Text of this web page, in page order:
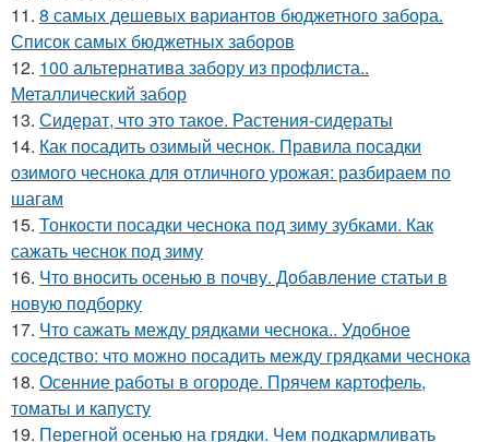
11. 8 самых дешевых вариантов бюджетного забора.
Список самых бюджетных заборов
12. 100 альтернатива забору из профлиста..
Металлический забор
13. Сидерат, что это такое. Растения-сидераты
14. Как посадить озимый чеснок. Правила посадки
озимого чеснока для отличного урожая: разбираем по
шагам
15. Тонкости посадки чеснока под зиму зубками. Как
сажать чеснок под зиму
16. Что вносить осенью в почву. Добавление статьи в
новую подборку
17. Что сажать между рядками чеснока.. Удобное
соседство: что можно посадить между грядками чеснока
18. Осенние работы в огороде. Прячем картофель,
томаты и капусту
19. Перегной осенью на грядки. Чем подкармливать